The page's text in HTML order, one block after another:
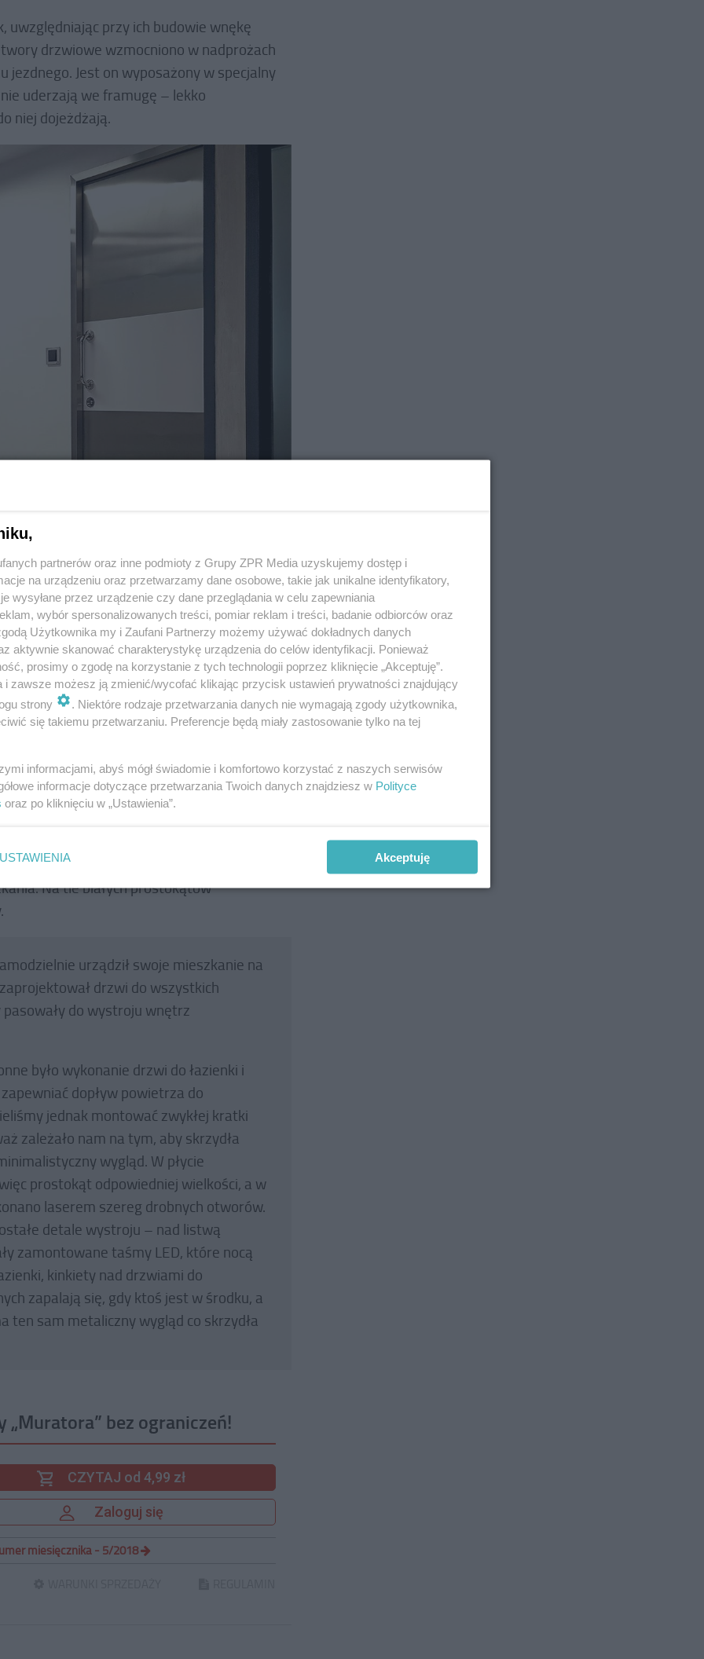
uwzględniając przy ich budowie wnękę
drzwiowe wzmocniono w nadprożach
Jest on wyposażony w specjalny
uderzają we framugę – lekko
niej dojeżdżają.
wentylacyjnej, ale wycięto drobne otwory zapewniające
przez stolarza z lekkich płyt
miodu oraz cienkie wiórowe płyty
blachy nierdzewnej o grubości 0,5 mm,
laserowo na wymiar, a następnie
w rozpylaczu rozprowadzonego na
drzwi, dlatego pośrodku ich
cm białe wstawki z folii. Ten kolor
Na tle białych prostokątów
urządził swoje mieszkanie na
drzwi do wszystkich
do wystroju wnętrz
było wykonanie drzwi do łazienki i
dopływ powietrza do
jednak montować zwykłej kratki
zależało nam na tym, aby skrzydła
wygląd. W płycie
prostokąt odpowiedniej wielkości, a w
laserem szereg drobnych otworów.
detale wystroju – nad listwą
zamontowane taśmy LED, które nocą
kinkiety nad drzwiami do
zapalają się, gdy ktoś jest w środku, a
ten sam metaliczny wygląd co skrzydła
„Muratora” bez ograniczeń!
CZYTAJ od 4,99 zł
Zaloguj się
miesięcznika - 5/2018
partnerów oraz inne podmioty z Grupy ZPR Media uzyskujemy dostęp i
na urządzeniu oraz przetwarzamy dane osobowe, takie jak unikalne identyfikatory,
wysyłane przez urządzenie czy dane przeglądania w celu zapewniania
wybór spersonalizowanych treści, pomiar reklam i treści, badanie odbiorców oraz
Użytkownika my i Zaufani Partnerzy możemy używać dokładnych danych
aktywnie skanować charakterystykę urządzenia do celów identyfikacji. Ponieważ
prosimy o zgodę na korzystanie z tych technologii poprzez kliknięcie „Akceptuję”.
i zawsze możesz ją zmienić/wycofać klikając przycisk ustawień prywatności znajdujący
strony
. Niektóre rodzaje przetwarzania danych nie wymagają zgody użytkownika,
się takiemu przetwarzaniu. Preferencje będą miały zastosowanie tylko na tej
informacjami, abyś mógł świadomie i komfortowo korzystać z naszych serwisów
informacje dotyczące przetwarzania Twoich danych znajdziesz w Polityce
oraz po kliknięciu w „Ustawienia”.
USTAWIENIA Akceptuję